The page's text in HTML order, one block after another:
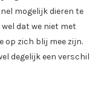
mogelijk dieren te
dat we niet met
op zich blij mee zijn.
degelijk een verschil